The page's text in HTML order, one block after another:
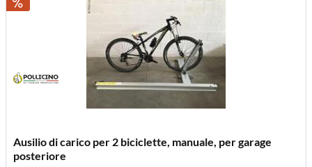
Ausilio di carico per 2 biciclette, manuale, per garage
posteriore